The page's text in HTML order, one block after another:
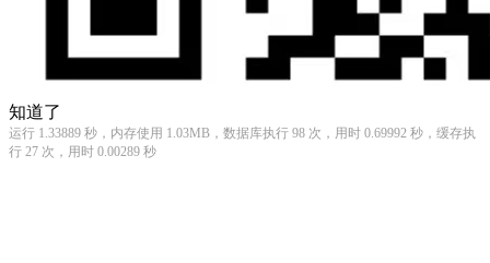
知道了
运行 1.33889 秒，内存使用 1.03MB，数据库执行 98 次，用时 0.69992 秒，缓存执
行 27 次，用时 0.00289 秒